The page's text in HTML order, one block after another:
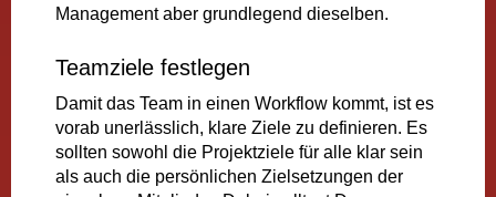
Management aber grundlegend dieselben.
Teamziele festlegen
Damit das Team in einen Workflow kommt, ist es
vorab unerlässlich, klare Ziele zu definieren. Es
sollten sowohl die Projektziele für alle klar sein
als auch die persönlichen Zielsetzungen der